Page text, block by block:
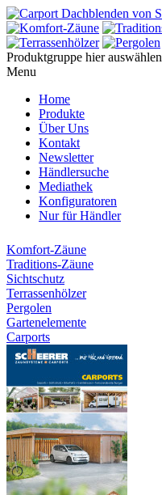
Produktgruppe hier auswählen
Menu
Home
Produkte
Über Uns
Kontakt
Newsletter
Händlersuche
Mediathek
Konfiguratoren
Nur für Händler
Komfort-Zäune
Traditions-Zäune
Sichtschutz
Terrassenhölzer
Pergolen
Gartenelemente
Carports